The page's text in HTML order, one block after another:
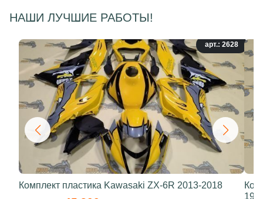
НАШИ ЛУЧШИЕ РАБОТЫ!
арт.: 2628
Комплект пластика Kawasaki ZX-6R 2013-2018